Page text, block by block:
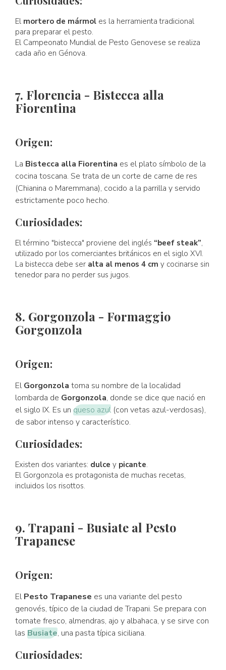
El mortero de mármol es la herramienta tradicional
para preparar el pesto.
El Campeonato Mundial de Pesto Genovese se realiza
cada año en Génova.
7. Florencia - Bistecca alla
Fiorentina
Origen:
La Bistecca alla Fiorentina es el plato símbolo de la
cocina toscana. Se trata de un corte de carne de res
(Chianina o Maremmana), cocido a la parrilla y servido
estrictamente poco hecho.
Curiosidades:
El término "bistecca" proviene del inglés “beef steak”,
utilizado por los comerciantes británicos en el siglo XVI.
La bistecca debe ser alta al menos 4 cm y cocinarse sin
tenedor para no perder sus jugos.
8. Gorgonzola - Formaggio
Gorgonzola
Origen:
ElGorgonzola toma su nombre de la localidad
lombarda de Gorgonzola, donde se dice que nació en
el siglo IX. Es un queso azul (con vetas azul-verdosas),
de sabor intenso y característico.
Curiosidades:
Existen dos variantes: dulce y picante.
El Gorgonzola es protagonista de muchas recetas,
incluidos los risottos.
9. Trapani - Busiate al Pesto
Trapanese
Origen:
ElPesto Trapanese es una variante del pesto
genovés, típico de la ciudad de Trapani. Se prepara con
tomate fresco, almendras, ajo y albahaca, y se sirve con
las Busiate, una pasta típica siciliana.
Curiosidades: